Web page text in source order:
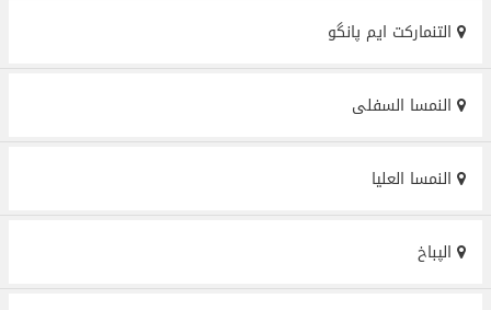
التنمارکت ایم پانگو
النمسا السفلى
النمسا العليا
الپباخ